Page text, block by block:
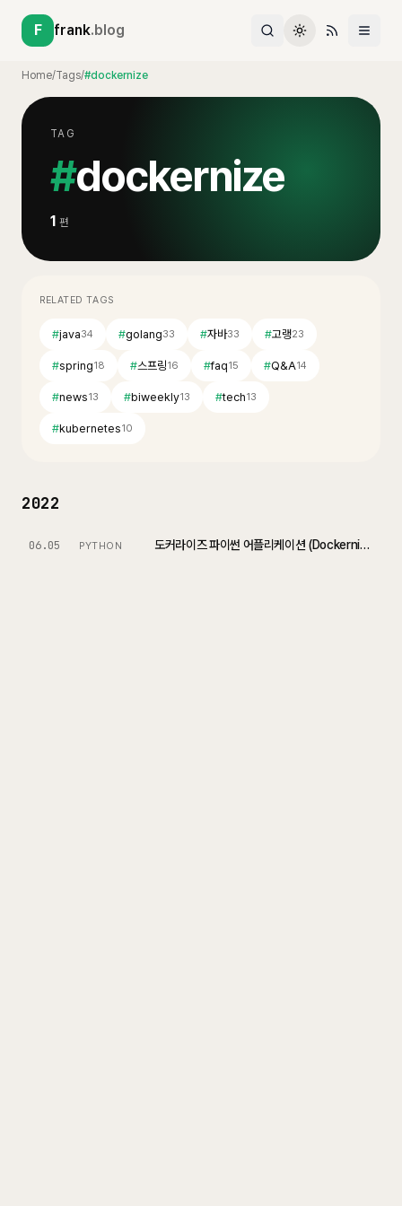
F frank.blog
Home/Tags/#dockernize
TAG
#dockernize
1 편
RELATED TAGS
#java34 #golang33 #자바33 #고랭23
#spring18 #스프링16 #faq15 #Q&A14
#news13 #biweekly13 #tech13
#kubernetes10
2022
06.05 PYTHON 도커라이즈 파이썬 어플리케이션 (Dockernize Python Application)